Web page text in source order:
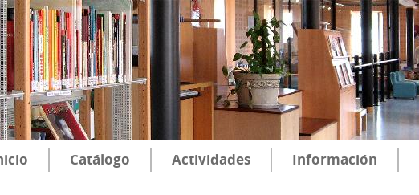
Catálogo Actividades Información